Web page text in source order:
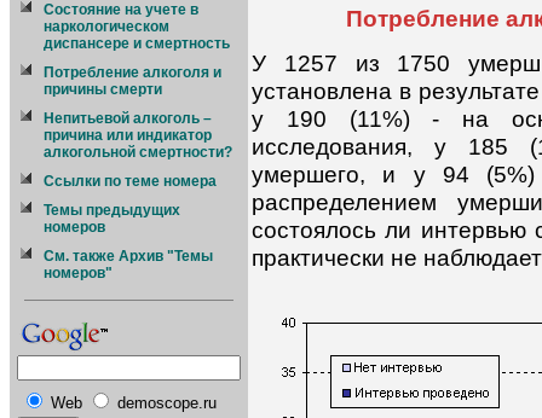
Состояние на учете в
наркологическом
диспансере и смертность
Потребление алкоголя и
причины смерти
Непитьевой алкоголь –
причина или индикатор
алкогольной смертности?
Ссылки по теме номера
Темы предыдущих
номеров
См. также Архив "Темы
номеров"
Web demoscope.ru
Потребление
У 1257 из 1750
установлена в
у 190 (11%) - на
исследования, у 185
умершего, и у 94
распределением
состоялось ли
практически не